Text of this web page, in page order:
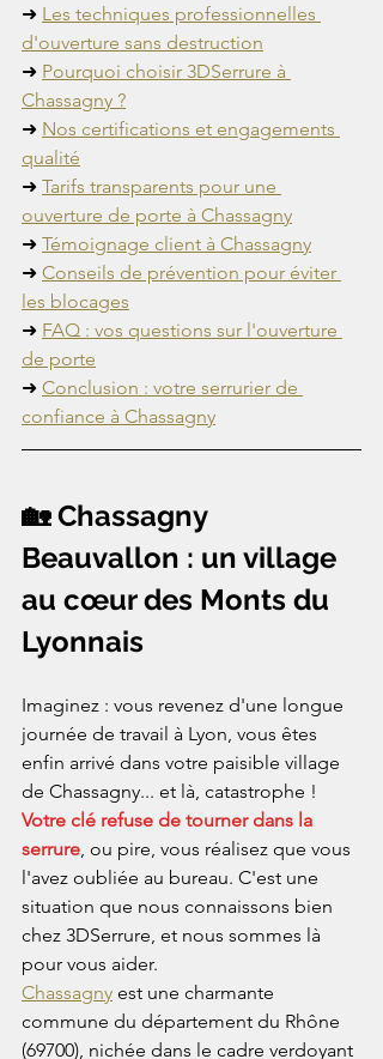
➜ Les techniques professionnelles
d'ouverture sans destruction
➜ Pourquoi choisir 3DSerrure à
Chassagny ?
➜ Nos certifications et engagements
qualité
➜ Tarifs transparents pour une
ouverture de porte à Chassagny
➜ Témoignage client à Chassagny
➜ Conseils de prévention pour éviter
les blocages
➜ FAQ : vos questions sur l'ouverture
de porte
➜ Conclusion : votre serrurier de
confiance à Chassagny
🏡 Chassagny
Beauvallon : un village
au cœur des Monts du
Lyonnais
Imaginez : vous revenez d'une longue
journée de travail à Lyon, vous êtes
enfin arrivé dans votre paisible village
de Chassagny... et là, catastrophe !
Votre clé refuse de tourner dans la
serrure , ou pire, vous réalisez que vous
l'avez oubliée au bureau. C'est une
situation que nous connaissons bien
chez 3DSerrure, et nous sommes là
pour vous aider.
Chassagny est une charmante
commune du département du Rhône
(69700), nichée dans le cadre verdoyant